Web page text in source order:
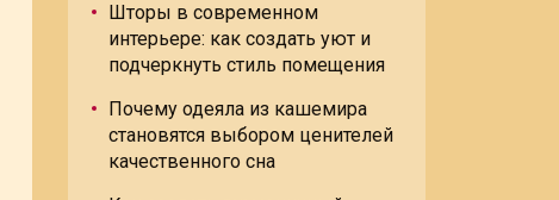
Шторы в современном
интерьере: как создать уют и
подчеркнуть стиль помещения
Почему одеяла из кашемира
становятся выбором ценителей
качественного сна